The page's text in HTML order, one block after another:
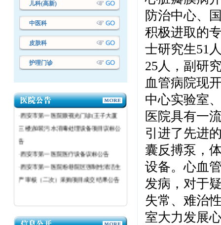
儿科(高新)
中医科
皮肤科
护理门诊
·西安市第一医院设备议标采购项目成交
结果公告
·西安市第一医院设备议标采购项目成交
结果公告
·西安市第一医院 设备维修议标采购项
目成交结果公告
·西安市第一医院电梯第三方年检项目议
标公告
·西安市第一医院眼视光门诊(王子大厦
三楼)加装污水消毒处理设备项目议标公
告
·西安市第一医院医疗设备议标公告
·西安市第一医院粉巷院区强制性清洁生
产审核（二次）采购项目成交结果公告
防治中心、
积极进取的
士研究生51
25人，副研
血管病院现
中心实验室
医院具有一
引进了先进
囊反搏泵，
设备。心血
发病，对于
失常、难治
室大力发展